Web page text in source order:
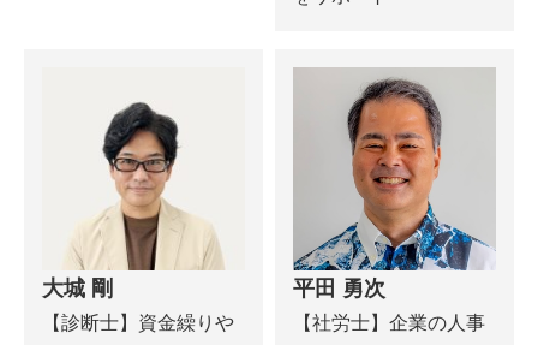
大城 剛
【診断士】資金繰りや
平田 勇次
【社労士】企業の人事